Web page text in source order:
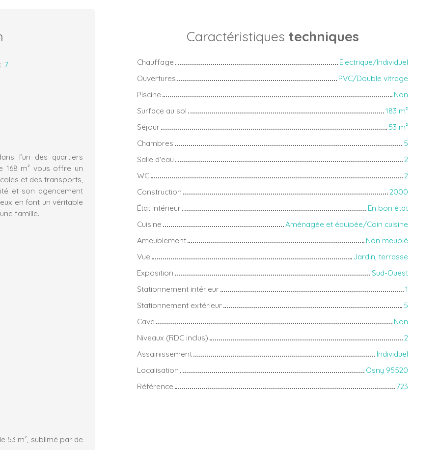
: 7
l’un des quartiers
168 m² vous offre un
et des transports,
et son agencement
en font un véritable
famille.
53 m², sublimé par de
Caractéristiques techniques
Chauffage
Electrique/Individuel
Ouvertures
PVC/Double vitrage
Piscine
Non
Surface au sol
183 m²
Séjour
53 m²
Chambres
5
Salle d'eau
2
WC
2
Construction
2000
État intérieur
En bon état
Cuisine
Aménagée et équipée/Coin cuisine
Ameublement
Non meublé
Vue
Jardin, terrasse
Exposition
Sud-Ouest
Stationnement intérieur
1
Stationnement extérieur
5
Cave
Non
Niveaux (RDC inclus)
2
Assainissement
Individuel
Localisation
Osny 95520
Référence
723